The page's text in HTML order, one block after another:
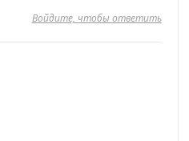
Войдите, чтобы ответить